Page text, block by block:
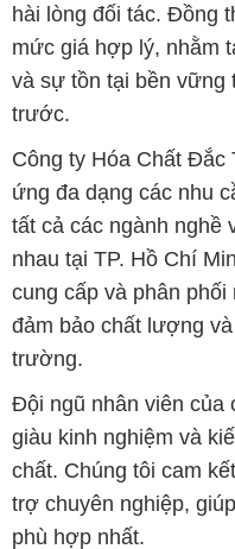
hài lòng đối tác. Đồng
mức giá hợp lý, nhằm
và sự tồn tại bền vững
trước.
Công ty Hóa Chất Đắc
ứng đa dạng các nhu
tất cả các ngành nghề
nhau tại TP. Hồ Chí
cung cấp và phân
đảm bảo chất lượng
trường.
Đội ngũ nhân viên của
giàu kinh nghiệm và
chất. Chúng tôi cam
trợ chuyên nghiệp,
phù hợp nhất.